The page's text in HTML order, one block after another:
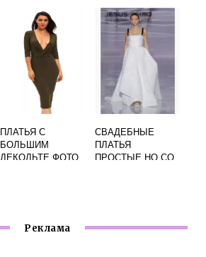
ФОТО
ПЛАТЬЯ С
БОЛЬШИМ
ДЕКОЛЬТЕ ФОТО
СВАДЕБНЫЕ
ПЛАТЬЯ
ПРОСТЫЕ НО СО
Реклама